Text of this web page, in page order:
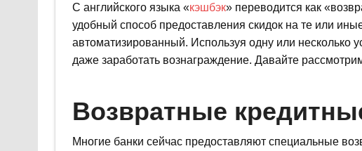
С английского языка «кэшбэк» переводится как
удобный способ предоставления скидок на те или
автоматизированный. Используя одну или несколько
даже заработать вознаграждение. Давайте
Возвратные
Многие банки сейчас предоставляют специальные